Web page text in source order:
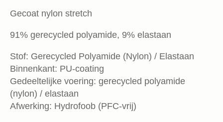
Gecoat nylon stretch
91% gerecycled polyamide, 9% elastaan
Stof: Gerecycled Polyamide (Nylon) / Elastaan
Binnenkant: PU-coating
Gedeeltelijke voering: gerecycled polyamide
(nylon) / elastaan
Afwerking: Hydrofoob (PFC-vrij)